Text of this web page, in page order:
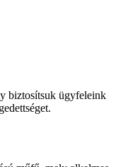
biztosítsuk ügyfeleink